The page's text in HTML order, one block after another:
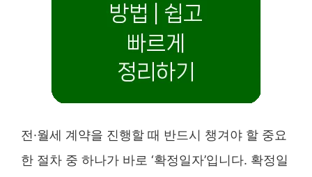
전·월세 계약을 진행할 때 반드시 챙겨야 할 중요
한 절차 중 하나가 바로 ‘확정일자’입니다. 확정일